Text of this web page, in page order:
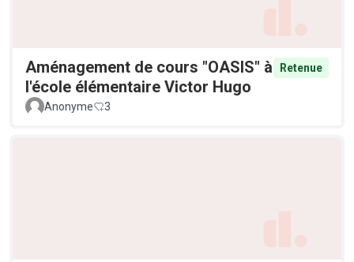
Aménagement de cours "OASIS" à
l'école élémentaire Victor Hugo
Retenue
Anonyme 3